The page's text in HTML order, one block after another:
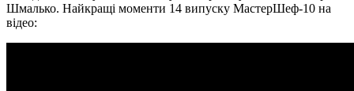
Шмалько. Найкращі моменти 14 випуску МастерШеф-10 на
відео: